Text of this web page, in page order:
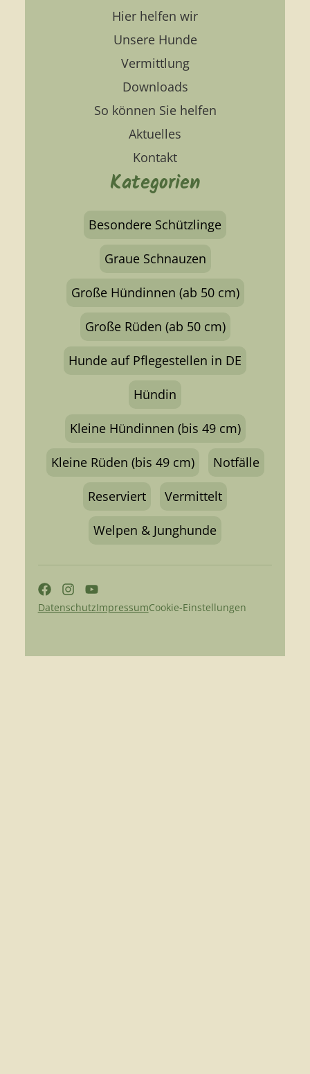
Hier helfen wir
Unsere Hunde
Vermittlung
Downloads
So können Sie helfen
Aktuelles
Kontakt
Kategorien
Besondere Schützlinge
Graue Schnauzen
Große Hündinnen (ab 50 cm)
Große Rüden (ab 50 cm)
Hunde auf Pflegestellen in DE
Hündin
Kleine Hündinnen (bis 49 cm)
Kleine Rüden (bis 49 cm) Notfälle
Reserviert Vermittelt
Welpen & Junghunde
DatenschutzImpressumCookie-Einstellungen